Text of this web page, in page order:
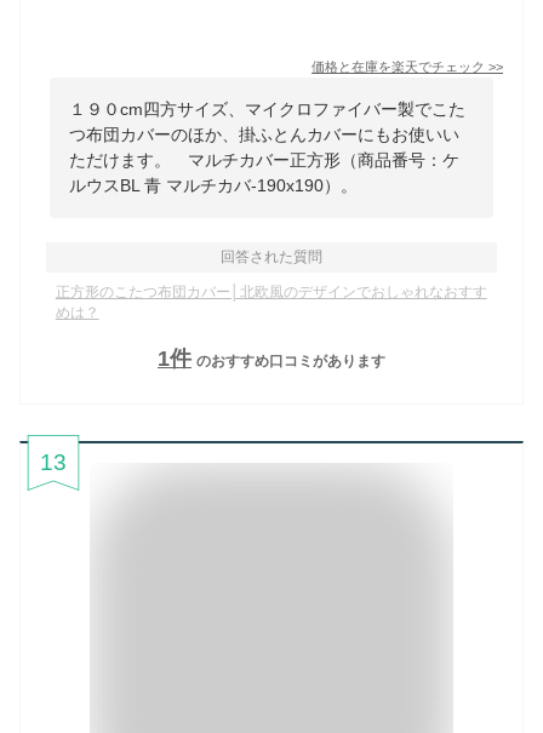
価格と在庫を楽天でチェック >>
１９０cm四方サイズ、マイクロファイバー製でこた
つ布団カバーのほか、掛ふとんカバーにもお使いい
ただけます。 マルチカバー正方形（商品番号：ケ
ルウスBL 青 マルチカバ-190x190）。
回答された質問
正方形のこたつ布団カバー│北欧風のデザインでおしゃれなおすす
めは？
1件 のおすすめ口コミがあります
13